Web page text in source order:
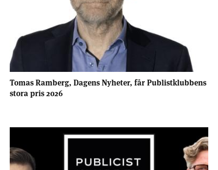
Tomas Ramberg, Dagens Nyheter, får Publistklubbens
stora pris 2026